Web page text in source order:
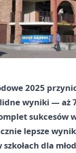
2025
wyniki — aż
sukcesów
lepsze
dla